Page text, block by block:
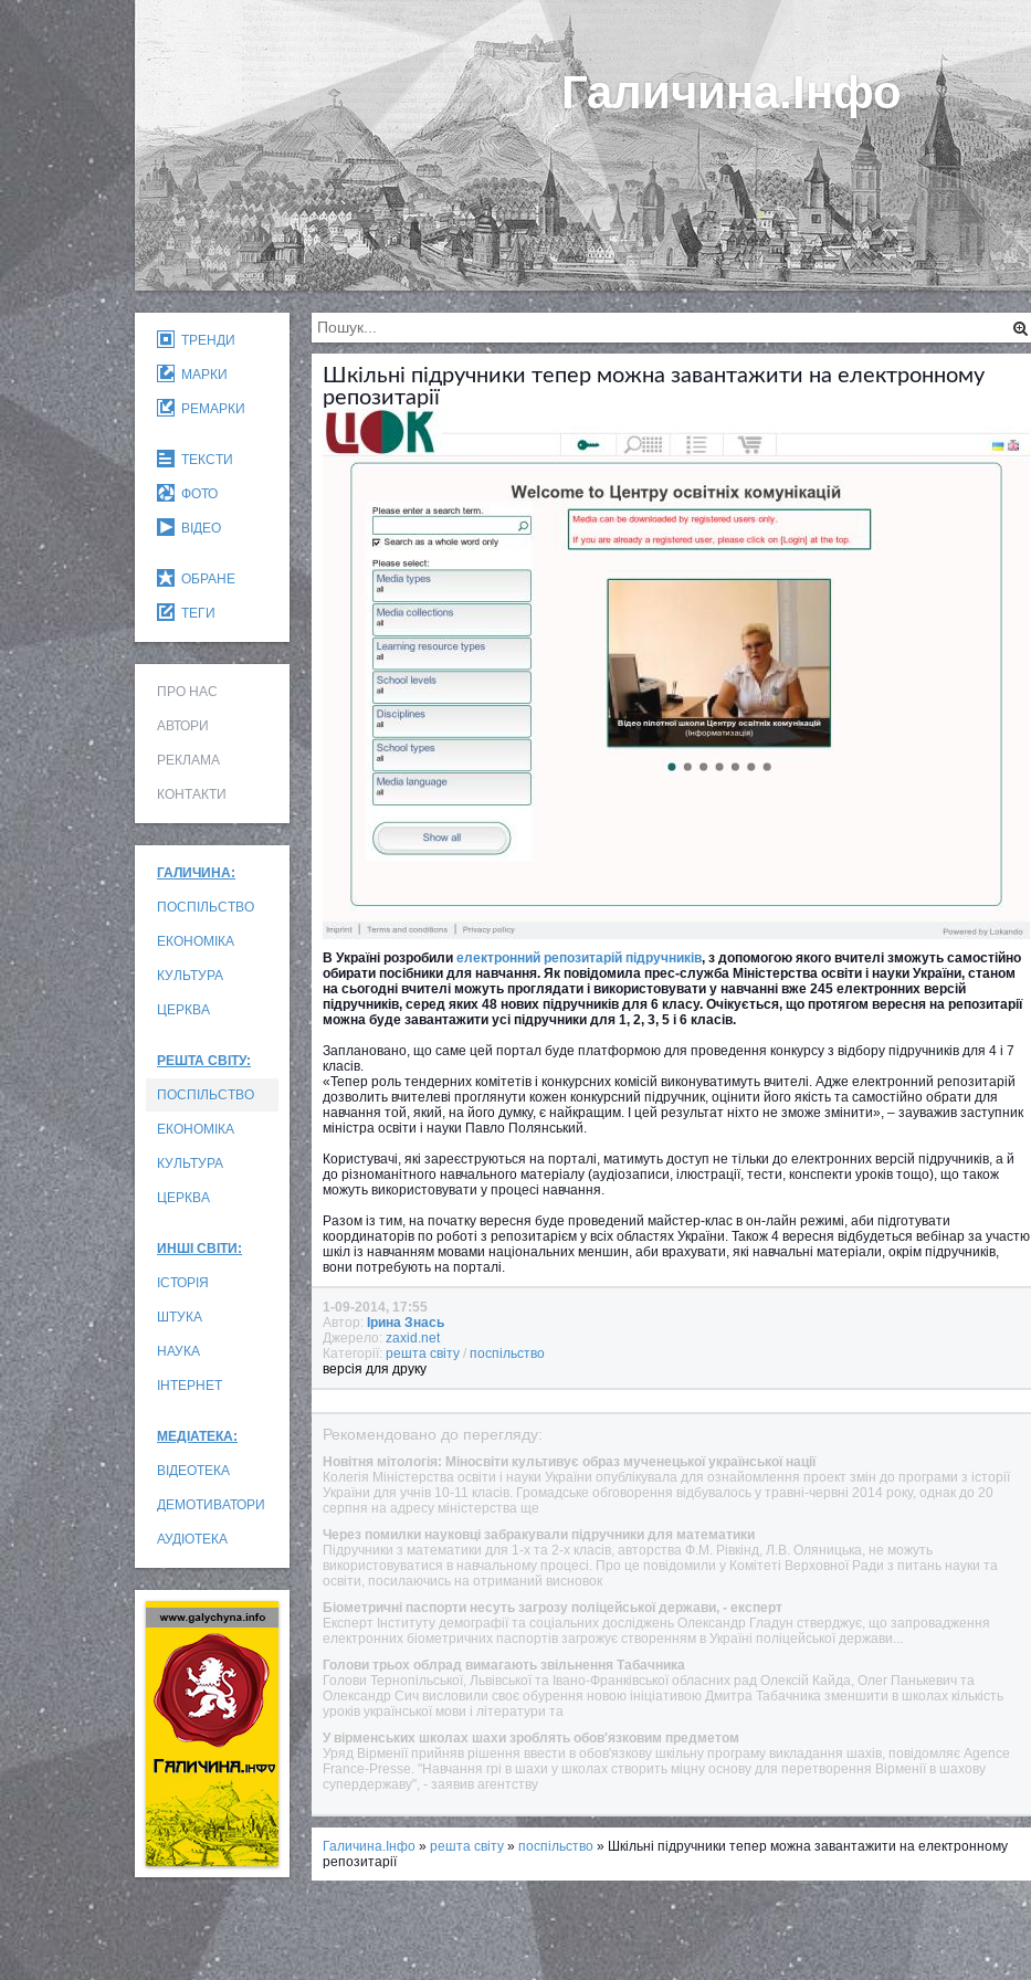
Галичина.Інфо
ТРЕНДИ
МАРКИ
РЕМАРКИ
ТЕКСТИ
ФОТО
ВІДЕО
ОБРАНЕ
ТЕГИ
ПРО НАС
АВТОРИ
РЕКЛАМА
КОНТАКТИ
ГАЛИЧИНА:
ПОСПІЛЬСТВО
ЕКОНОМІКА
КУЛЬТУРА
ЦЕРКВА
РЕШТА СВІТУ:
ПОСПІЛЬСТВО
ЕКОНОМІКА
КУЛЬТУРА
ЦЕРКВА
ИНШІ СВІТИ:
ІСТОРІЯ
ШТУКА
НАУКА
ІНТЕРНЕТ
МЕДІАТЕКА:
ВІДЕОТЕКА
ДЕМОТИВАТОРИ
АУДІОТЕКА
Шкільні підручники тепер можна завантажити на електронному
репозитарії
В Україні розробили електронний репозитарій підручників, з допомогою якого вчителі зможуть самостійно
обирати посібники для навчання. Як повідомила прес-служба Міністерства освіти і науки України, станом
на сьогодні вчителі можуть проглядати і використовувати у навчанні вже 245 електронних версій
підручників, серед яких 48 нових підручників для 6 класу. Очікується, що протягом вересня на репозитарії
можна буде завантажити усі підручники для 1, 2, 3, 5 і 6 класів.
Заплановано, що саме цей портал буде платформою для проведення конкурсу з відбору підручників для 4 і 7
класів.
«Тепер роль тендерних комітетів і конкурсних комісій виконуватимуть вчителі. Адже електронний репозитарій
дозволить вчителеві проглянути кожен конкурсний підручник, оцінити його якість та самостійно обрати для
навчання той, який, на його думку, є найкращим. І цей результат ніхто не зможе змінити», – зауважив заступник
міністра освіти і науки Павло Полянський.
Користувачі, які зареєструються на порталі, матимуть доступ не тільки до електронних версій підручників, а й
до різноманітного навчального матеріалу (аудіозаписи, ілюстрації, тести, конспекти уроків тощо), що також
можуть використовувати у процесі навчання.
Разом із тим, на початку вересня буде проведений майстер-клас в он-лайн режимі, аби підготувати
координаторів по роботі з репозитарієм у всіх областях України. Також 4 вересня відбудеться вебінар за участю
шкіл із навчанням мовами національних меншин, аби врахувати, які навчальні матеріали, окрім підручників,
вони потребують на порталі.
1-09-2014, 17:55
Автор: Ірина Знась
Джерело: zaxid.net
Категорії: решта світу / поспільство
версія для друку
Рекомендовано до перегляду:
Новітня мітологія: Міносвіти культивує образ мученецької української нації
Колегія Міністерства освіти і науки України опублікувала для ознайомлення проект змін до програми з історії
України для учнів 10-11 класів. Громадське обговорення відбувалось у травні-червні 2014 року, однак до 20
серпня на адресу міністерства ще
Через помилки науковці забракували підручники для математики
Підручники з математики для 1-х та 2-х класів, авторства Ф.М. Рівкінд, Л.В. Оляницька, не можуть
використовуватися в навчальному процесі. Про це повідомили у Комітеті Верховної Ради з питань науки та
освіти, посилаючись на отриманий висновок
Біометричні паспорти несуть загрозу поліцейської держави, - експерт
Експерт Інституту демографії та соціальних досліджень Олександр Гладун стверджує, що запровадження
електронних біометричних паспортів загрожує створенням в Україні поліцейської держави...
Голови трьох облрад вимагають звільнення Табачника
Голови Тернопільської, Львівської та Івано-Франківської обласних рад Олексій Кайда, Олег Панькевич та
Олександр Сич висловили своє обурення новою ініціативою Дмитра Табачника зменшити в школах кількість
уроків української мови і літератури та
У вірменських школах шахи зроблять обов'язковим предметом
Уряд Вірменії прийняв рішення ввести в обов'язкову шкільну програму викладання шахів, повідомляє Agence
France-Presse. "Навчання грі в шахи у школах створить міцну основу для перетворення Вірменії в шахову
супердержаву", - заявив агентству
Галичина.Інфо » решта світу » поспільство » Шкільні підручники тепер можна завантажити на електронному
репозитарії